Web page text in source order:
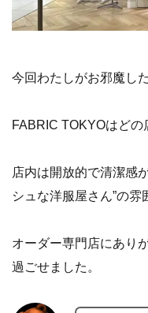
今回わたしがお邪魔し
FABRIC TOKYOはどの
店内は開放的で清潔感
シュな洋服屋さん”の雰
オーダー専門店にあり
過ごせました。